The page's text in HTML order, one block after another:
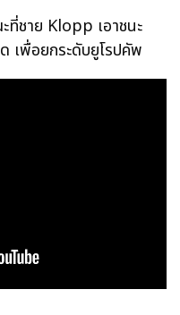
ที่ชาย Klopp เอาชนะ
เพื่อยกระดับยูโรปคัพ